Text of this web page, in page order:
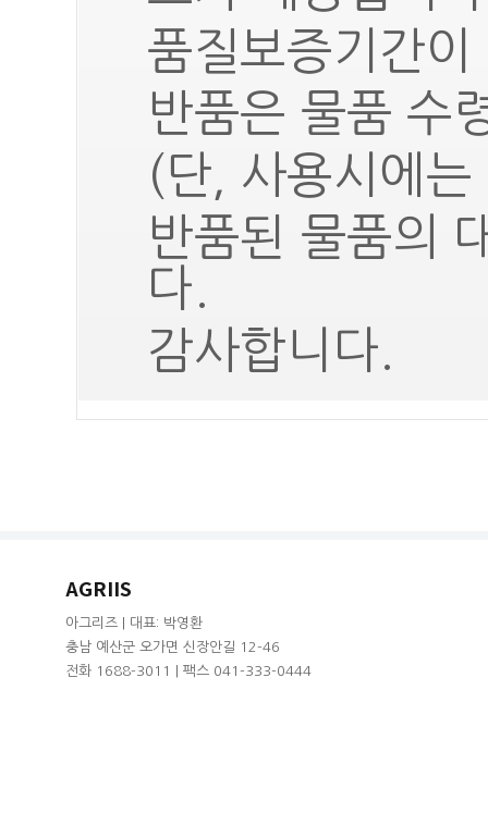
품질보증기간
반품은 물품 수
(단, 사용시에
반품된 물품의
다.
감사합니다.
AGRIIS
아그리즈 | 대표: 박영환
충남 예산군 오가면 신장안길 12-46
전화 1688-3011 | 팩스 041-333-0444